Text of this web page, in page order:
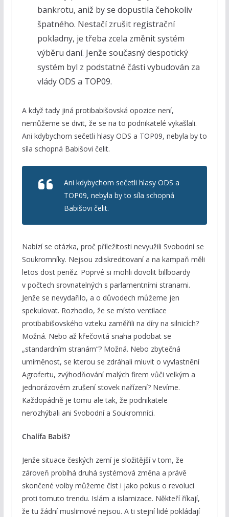
bankrotu, aniž by se dopustila čehokoliv
špatného. Nestačí zrušit registrační
pokladny, je třeba zcela změnit systém
výběru daní. Jenže současný despotický
systém byl z podstatné části vybudován za
vlády ODS a TOP09.
A když tady jiná protibabišovská opozice není,
nemůžeme se divit, že se na to podnikatelé vykašlali.
Ani kdybychom sečetli hlasy ODS a TOP09, nebyla by to
síla schopná Babišovi čelit.
Ani kdybychom sečetli hlasy ODS a
TOP09, nebyla by to síla schopná
Babišovi čelit.
Nabízí se otázka, proč příležitosti nevyužili Svobodní se
Soukromníky. Nejsou zdiskreditovaní a na kampaň měli
letos dost peněz. Poprvé si mohli dovolit billboardy
v počtech srovnatelných s parlamentními stranami.
Jenže se nevydařilo, a o důvodech můžeme jen
spekulovat. Rozhodlo, že se místo ventilace
protibabišovského vzteku zaměřili na díry na silnicích?
Možná. Nebo až křečovitá snaha podobat se
„standardním stranám“? Možná. Nebo zbytečná
umírněnost, se kterou se zdráhali mluvit o vyvlastnění
Agrofertu, zvýhodňování malých firem vůči velkým a
jednorázovém zrušení stovek nařízení? Nevíme.
Každopádně je tomu ale tak, že podnikatele
nerozhýbali ani Svobodní a Soukromníci.
Chalífa Babiš?
Jenže situace českých zemí je složitější v tom, že
zároveň probíhá druhá systémová změna a právě
skončené volby můžeme číst i jako pokus o revoluci
proti tomuto trendu. Islám a islamizace. Někteří říkají,
že tu žádní muslimové nejsou. A ti stejní lidé pokládají